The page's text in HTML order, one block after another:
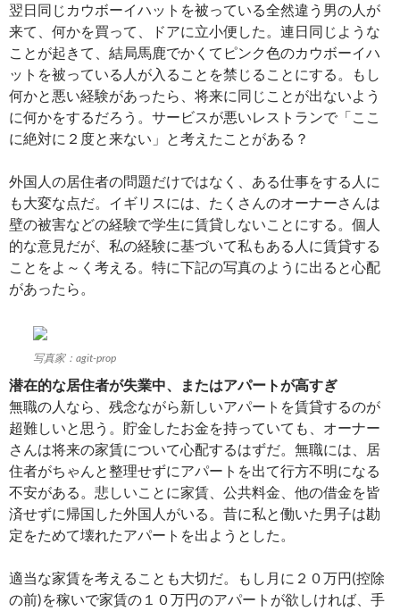
翌日同じカウボーイハットを被っている全然違う男の人が
来て、何かを買って、ドアに立小便した。連日同じような
ことが起きて、結局馬鹿でかくてピンク色のカウボーイハ
ットを被っている人が入ることを禁じることにする。もし
何かと悪い経験があったら、将来に同じことが出ないよう
に何かをするだろう。サービスが悪いレストランで「ここ
に絶対に２度と来ない」と考えたことがある？
外国人の居住者の問題だけではなく、ある仕事をする人に
も大変な点だ。イギリスには、たくさんのオーナーさんは
壁の被害などの経験で学生に賃貸しないことにする。個人
的な意見だが、私の経験に基づいて私もある人に賃貸する
ことをよ～く考える。特に下記の写真のように出ると心配
があったら。
写真家：agit-prop
潜在的な居住者が失業中、またはアパートが高すぎ
無職の人なら、残念ながら新しいアパートを賃貸するのが
超難しいと思う。貯金したお金を持っていても、オーナー
さんは将来の家賃について心配するはずだ。無職には、居
住者がちゃんと整理せずにアパートを出て行方不明になる
不安がある。悲しいことに家賃、公共料金、他の借金を皆
済せずに帰国した外国人がいる。昔に私と働いた男子は勘
定をためて壊れたアパートを出ようとした。
適当な家賃を考えることも大切だ。もし月に２０万円(控除
の前)を稼いで家賃の１０万円のアパートが欲しければ、手